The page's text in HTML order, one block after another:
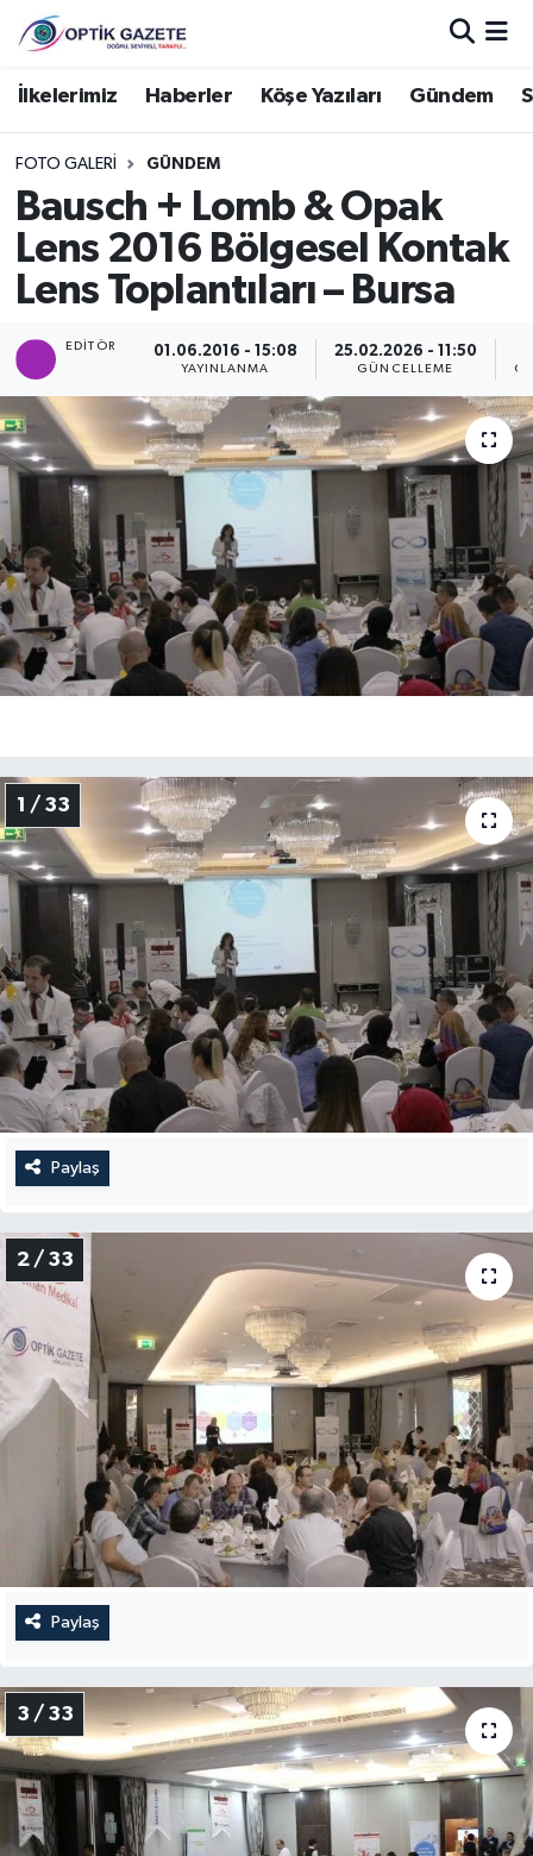
İlkelerimiz Haberler Köşe Yazıları Gündem
FOTO GALERI GÜNDEM
Bausch + Lomb & Opak
Lens 2016 Bölgesel Kontak
Lens Toplantıları – Bursa
EDITÖR 01.06.2016 - 15:08
YAYINLANMA
25.02.2026 - 11:50
GÜNCELLEME
1 / 33
Paylaş
2 / 33
Paylaş
3 / 33
Nöbetçi Eczaneler
Hava Durumu
İstanbul Namaz Vakitleri
Trafik Durumu
Tüm Manşetler
Son Dakika Haberleri
Haber Arşivi